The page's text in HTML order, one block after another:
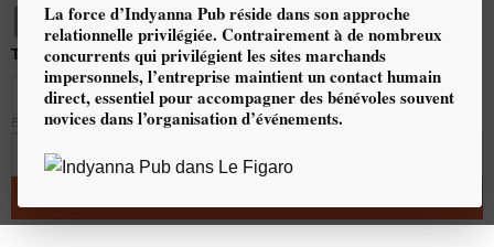
La force d’Indyanna Pub réside dans son approche
relationnelle privilégiée. Contrairement à de nombreux
concurrents qui privilégient les sites marchands
impersonnels, l’entreprise maintient un contact humain
direct, essentiel pour accompagner des bénévoles souvent
novices dans l’organisation d’événements.
Taille
S M L XL XXL
EFFACER